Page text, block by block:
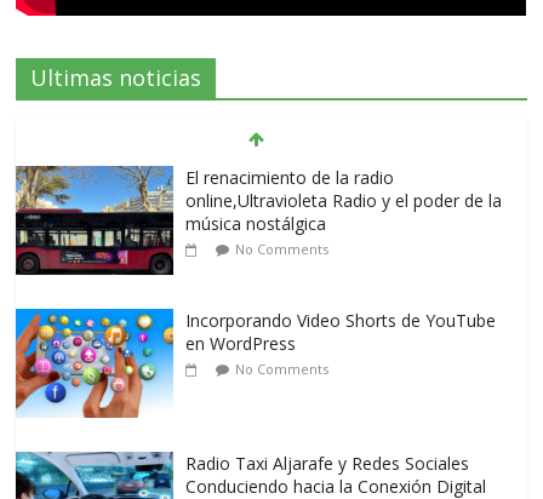
Ultimas noticias
El renacimiento de la radio
online,Ultravioleta Radio y el poder de la
música nostálgica
No Comments
Incorporando Video Shorts de YouTube
en WordPress
No Comments
Radio Taxi Aljarafe y Redes Sociales
Conduciendo hacia la Conexión Digital